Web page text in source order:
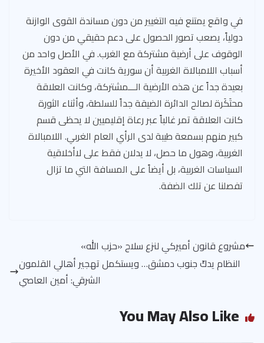
في واقع يمتنع فيه التغيير من دون مساندة القوى الوازنة
دولياً، يصعب تصور الحصول على دعم حقيقي من دون
الوقوف على أرضية مشتركة مع الغرب. في الأصل واحد من
أسباب اللامبالاة الغربية أن سورية كانت في العقود الأخيرة
بعيدة جداً عن هذه الأرضية الـــمشتركة، وكانت العلاقة
محتَكَرة لصالح الدائرة الضيقة جداً للسلطة، وأثناء الثورة
كانت العلاقة تمر غالباً عبر رعاة إقليميين لا يحظى قسم
كبير منهم بسمعة طيبة لدى الرأي العام الغربي. اللامبالاة
الغربية، وهول ما حصل، لا يدلان فقط على لاأخلاقية
السياسات الغربية، بل أيضاً على المسافة التي ما تزال
تفصلنا عن تلك الضفة.
مشروع قانون أميركي لنزع سلاح «حزب الله»
النظام يدكّ جنوب دمشق… ويستكمل تهجير أهالي القلمون
الشرقي: أمين العاصي
You May Also Like